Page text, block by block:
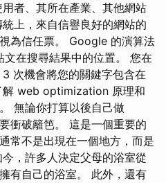
者、其所在產業、其他網站
上，來自信譽良好的網站的
為信任票。 Google 的演算法
在搜尋結果中的位置。 您在
次機會將您的關鍵字包含在
解 web optimization 原理和
無論你打算以後自己做
衝破籬笆。 這是一個重要的
常不是出現在一個地方，而是
，許多人決定父母的浴室從
有自己的浴室。 此外，還有